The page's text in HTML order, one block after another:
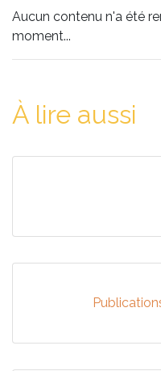
Aucun contenu n'a été
moment...
À lire aussi